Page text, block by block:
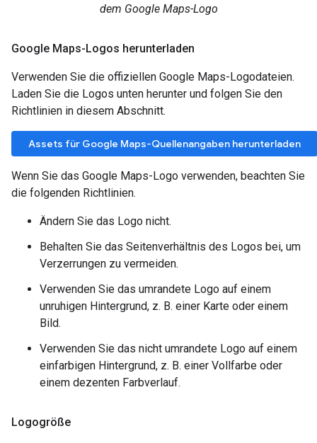
dem Google Maps-Logo
Google Maps-Logos herunterladen
Verwenden Sie die offiziellen Google Maps-Logodateien.
Laden Sie die Logos unten herunter und folgen Sie den
Richtlinien in diesem Abschnitt.
Assets für Google Maps-Quellenangaben herunterladen
Wenn Sie das Google Maps-Logo verwenden, beachten Sie
die folgenden Richtlinien.
Ändern Sie das Logo nicht.
Behalten Sie das Seitenverhältnis des Logos bei, um
Verzerrungen zu vermeiden.
Verwenden Sie das umrandete Logo auf einem
unruhigen Hintergrund, z. B. einer Karte oder einem
Bild.
Verwenden Sie das nicht umrandete Logo auf einem
einfarbigen Hintergrund, z. B. einer Vollfarbe oder
einem dezenten Farbverlauf.
Logogröße